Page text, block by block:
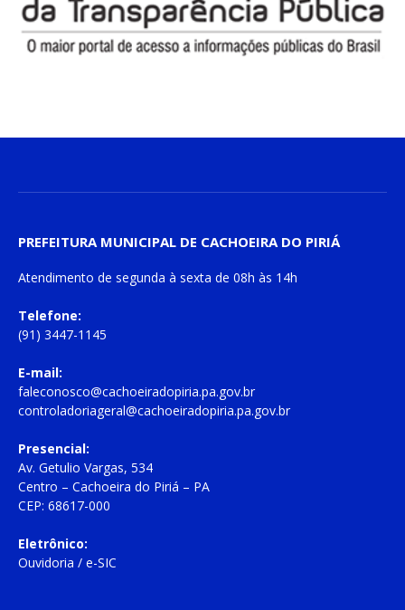
PREFEITURA MUNICIPAL DE CACHOEIRA DO PIRIÁ
Atendimento de segunda à sexta de 08h às 14h
Telefone:
(91) 3447-1145
E-mail:
faleconosco@cachoeiradopiria.pa.gov.br
controladoriageral@cachoeiradopiria.pa.gov.br
Presencial:
Av. Getulio Vargas, 534
Centro – Cachoeira do Piriá – PA
CEP: 68617-000
Eletrônico:
Ouvidoria / e-SIC